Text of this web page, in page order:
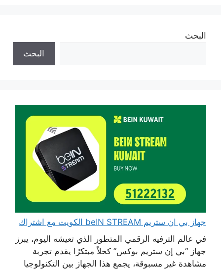
البحث
البحث
جهاز بي ان ستريم beIN STREAM الكويت مع اشتراك
في عالم الترفيه الرقمي المتطور الذي تعيشه اليوم، يبرز
جهاز “بي إن ستريم بوكس” كحلاً مبتكرًا يقدم تجربة
مشاهدة غير مسبوقة، يجمع هذا الجهاز بين التكنولوجيا